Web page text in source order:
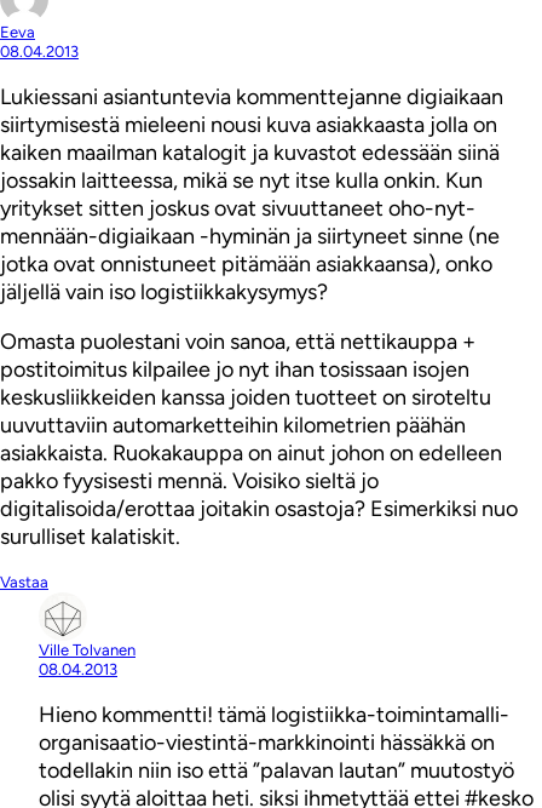
Eeva
08.04.2013
Lukiessani asiantuntevia kommenttejanne digiaikaan
siirtymisestä mieleeni nousi kuva asiakkaasta jolla on
kaiken maailman katalogit ja kuvastot edessään siinä
jossakin laitteessa, mikä se nyt itse kulla onkin. Kun
yritykset sitten joskus ovat sivuuttaneet oho-nyt-
mennään-digiaikaan -hyminän ja siirtyneet sinne (ne
jotka ovat onnistuneet pitämään asiakkaansa), onko
jäljellä vain iso logistiikkakysymys?
Omasta puolestani voin sanoa, että nettikauppa +
postitoimitus kilpailee jo nyt ihan tosissaan isojen
keskusliikkeiden kanssa joiden tuotteet on siroteltu
uuvuttaviin automarketteihin kilometrien päähän
asiakkaista. Ruokakauppa on ainut johon on edelleen
pakko fyysisesti mennä. Voisiko sieltä jo
digitalisoida/erottaa joitakin osastoja? Esimerkiksi nuo
surulliset kalatiskit.
Vastaa
Ville Tolvanen
08.04.2013
Hieno kommentti! tämä logistiikka-toimintamalli-
organisaatio-viestintä-markkinointi hässäkkä on
todellakin niin iso että ”palavan lautan” muutostyö
olisi syytä aloittaa heti. siksi ihmetyttää ettei #kesko